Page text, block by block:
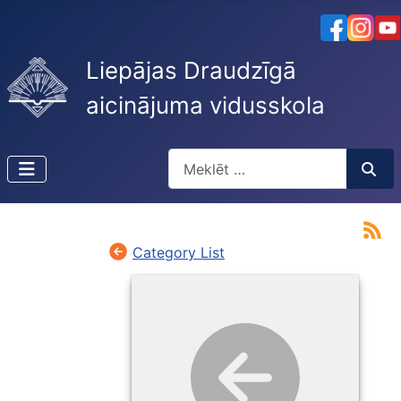
Liepājas Draudzīgā
aicinājuma vidusskola
Type 2 or more characters for
Category List